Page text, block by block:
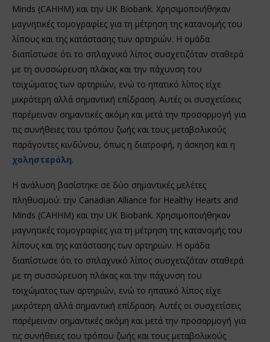
Minds (CAHHM) και την UK Biobank. Χρησιμοποιήθηκαν
μαγνητικές τομογραφίες για τη μέτρηση της κατανομής του
λίπους και της κατάστασης των αρτηριών. Η ομάδα
διαπίστωσε ότι το σπλαχνικό λίπος συσχετιζόταν σταθερά
με τη συσσώρευση πλάκας και την πάχυνση του
τοιχώματος των αρτηριών, ενώ το ηπατικό λίπος είχε
μικρότερη αλλά σημαντική επίδραση. Αυτές οι συσχετίσεις
παρέμειναν σημαντικές ακόμη και μετά την προσαρμογή για
τις συνήθειες του τρόπου ζωής και τους μεταβολικούς
παράγοντες κινδύνου, όπως η διατροφή, η άσκηση και η
χοληστερόλη.
Η ανάλυση βασίστηκε σε δύο σημαντικές μελέτες
πληθυσμού: την Canadian Alliance for Healthy Hearts and
Minds (CAHHM) και την UK Biobank. Χρησιμοποιήθηκαν
μαγνητικές τομογραφίες για τη μέτρηση της κατανομής του
λίπους και της κατάστασης των αρτηριών. Η ομάδα
διαπίστωσε ότι το σπλαχνικό λίπος συσχετιζόταν σταθερά
με τη συσσώρευση πλάκας και την πάχυνση του
τοιχώματος των αρτηριών, ενώ το ηπατικό λίπος είχε
μικρότερη αλλά σημαντική επίδραση. Αυτές οι συσχετίσεις
παρέμειναν σημαντικές ακόμη και μετά την προσαρμογή για
τις συνήθειες του τρόπου ζωής και τους μεταβολικούς